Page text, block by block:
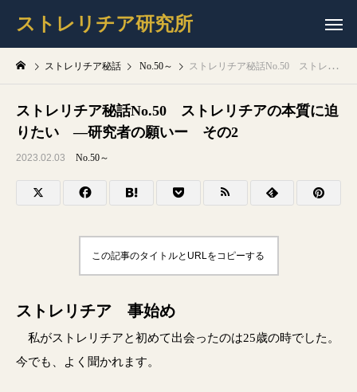
ストレリチア研究所
ストレリチア秘話 No.50～ ストレリチア秘話No.50 ストレリチアの本質に迫りたい ―研究者の願いー その2
ストレリチア秘話No.50 ストレリチアの本質に迫
りたい ―研究者の願いー その2
2023.02.03 No.50～
この記事のタイトルとURLをコピーする
ストレリチア 事始め
私がストレリチアと初めて出会ったのは25歳の時でした。
今でも、よく聞かれます。